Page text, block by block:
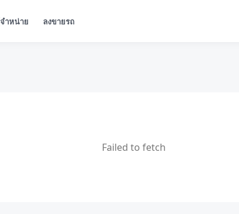
ำหน่าย ลงขายรถ
Failed to fetch